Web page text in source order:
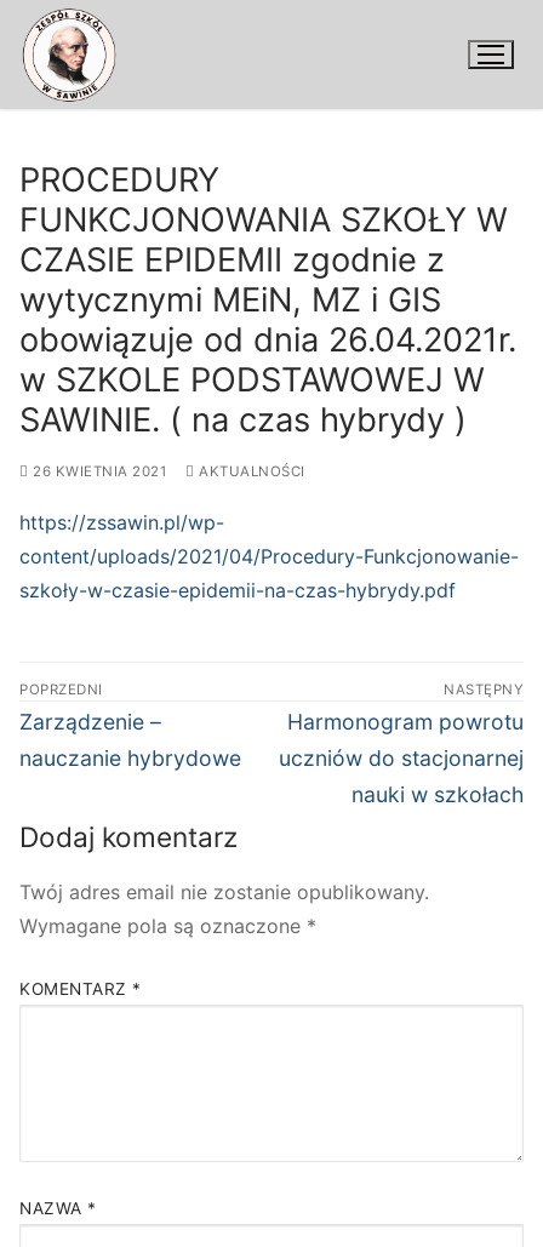
Przejdź
treści
PROCEDURY
FUNKCJONOWANIA SZKOŁY W
CZASIE EPIDEMII zgodnie z
wytycznymi MEiN, MZ i GIS
obowiązuje od dnia 26.04.2021r.
w SZKOLE PODSTAWOWEJ W
SAWINIE. ( na czas hybrydy )
26 KWIETNIA 2021 AKTUALNOŚCI
https://zssawin.pl/wp-
content/uploads/2021/04/Procedury-Funkcjonowanie-
szkoły-w-czasie-epidemii-na-czas-hybrydy.pdf
Nawigacja
wpisu
POPRZEDNI
Poprzedni
wpis:
Zarządzenie –
nauczanie hybrydowe
NASTĘPNY
Następny
wpis:
Harmonogram powrotu
uczniów do stacjonarnej
nauki w szkołach
Dodaj komentarz
Twój adres email nie zostanie opublikowany.
Wymagane pola są oznaczone *
KOMENTARZ *
NAZWA *